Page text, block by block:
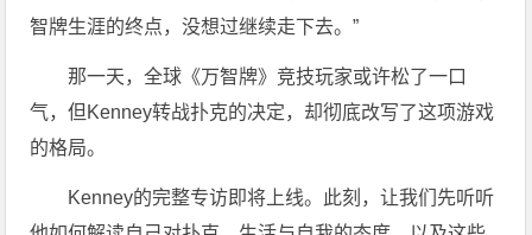
智牌生涯的终点，没想过继续走下去。”
那一天，全球《万智牌》竞技玩家或许松了一口
气，但Kenney转战扑克的决定，却彻底改写了这项游戏
的格局。
Kenney的完整专访即将上线。此刻，让我们先听听